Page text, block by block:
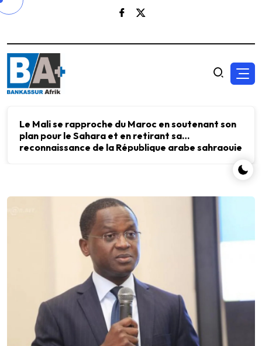
Le Mali se rapproche du Maroc en soutenant son
plan pour le Sahara et en retirant sa
reconnaissance de la République arabe sahraouie